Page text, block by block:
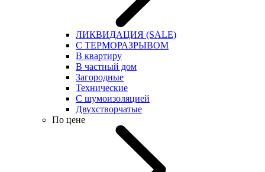
ЛИКВИДАЦИЯ (SALE)
С ТЕРМОРАЗРЫВОМ
В квартиру
В частный дом
Загородные
Технические
С шумоизоляцией
Двухстворчатые
По цене